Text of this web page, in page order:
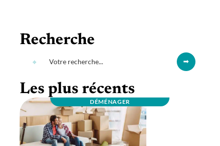
Recherche
Les plus récents
DÉMÉNAGER